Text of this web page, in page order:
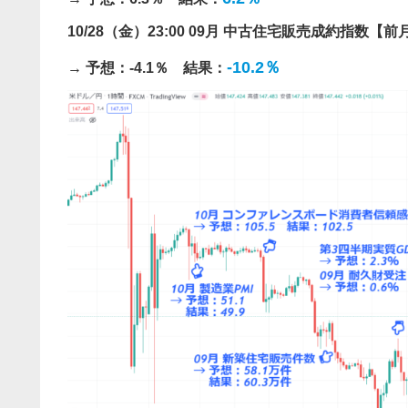
10/28（金）23:00 09月 中古住宅販売成約指数【前
→ 予想：-4.1％ 結果： -10.2％